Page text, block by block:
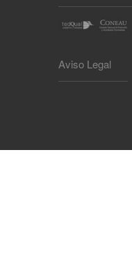
Aviso Legal